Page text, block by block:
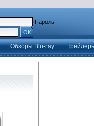
Пароль
ОК
Обзоры Blu-ray